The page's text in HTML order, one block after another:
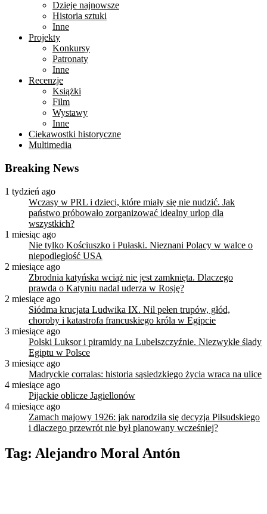
Dzieje najnowsze
Historia sztuki
Inne
Projekty
Konkursy
Patronaty
Inne
Recenzje
Książki
Film
Wystawy
Inne
Ciekawostki historyczne
Multimedia
Breaking News
1 tydzień ago
Wczasy w PRL i dzieci, które miały się nie nudzić. Jak
państwo próbowało zorganizować idealny urlop dla
wszystkich?
1 miesiąc ago
Nie tylko Kościuszko i Pułaski. Nieznani Polacy w walce o
niepodległość USA
2 miesiące ago
Zbrodnia katyńska wciąż nie jest zamknięta. Dlaczego
prawda o Katyniu nadal uderza w Rosję?
2 miesiące ago
Siódma krucjata Ludwika IX. Nil pełen trupów, głód,
choroby i katastrofa francuskiego króla w Egipcie
3 miesiące ago
Polski Luksor i piramidy na Lubelszczyźnie. Niezwykłe ślady
Egiptu w Polsce
3 miesiące ago
Madryckie corralas: historia sąsiedzkiego życia wraca na ulice
4 miesiące ago
Pijackie oblicze Jagiellonów
4 miesiące ago
Zamach majowy 1926: jak narodziła się decyzja Piłsudskiego
i dlaczego przewrót nie był planowany wcześniej?
Tag: Alejandro Moral Antón